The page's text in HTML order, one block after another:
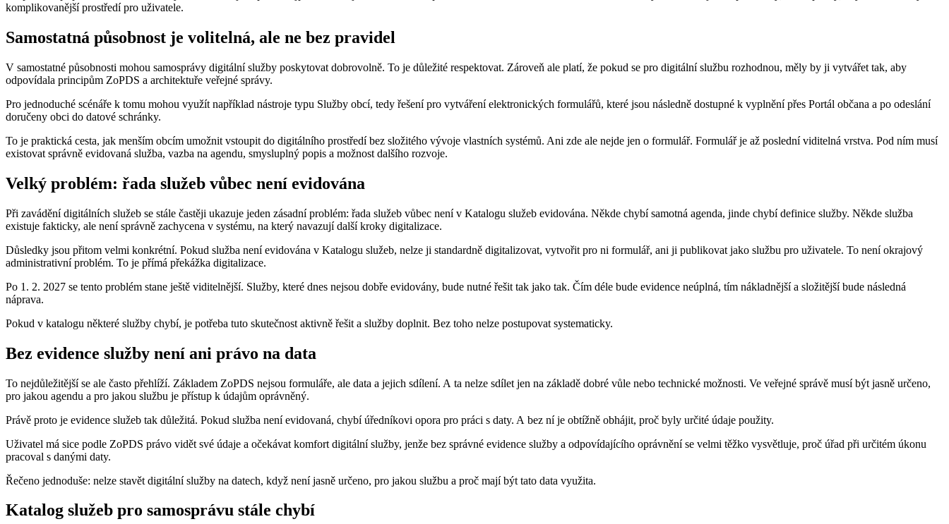
komplikovanější prostředí pro uživatele.
Samostatná působnost je volitelná, ale ne bez pravidel
V samostatné působnosti mohou samosprávy digitální služby poskytovat dobrovolně. To je důležité respektovat. Zároveň ale platí, že pokud se pro digitální službu rozhodnou, měly by ji vytvářet tak, aby
odpovídala principům ZoPDS a architektuře veřejné správy.
Pro jednoduché scénáře k tomu mohou využít například nástroje typu Služby obcí, tedy řešení pro vytváření elektronických formulářů, které jsou následně dostupné k vyplnění přes Portál občana a po odeslání
doručeny obci do datové schránky.
To je praktická cesta, jak menším obcím umožnit vstoupit do digitálního prostředí bez složitého vývoje vlastních systémů. Ani zde ale nejde jen o formulář. Formulář je až poslední viditelná vrstva. Pod ním musí
existovat správně evidovaná služba, vazba na agendu, smysluplný popis a možnost dalšího rozvoje.
Velký problém: řada služeb vůbec není evidována
Při zavádění digitálních služeb se stále častěji ukazuje jeden zásadní problém: řada služeb vůbec není v Katalogu služeb evidována. Někde chybí samotná agenda, jinde chybí definice služby. Někde služba
existuje fakticky, ale není správně zachycena v systému, na který navazují další kroky digitalizace.
Důsledky jsou přitom velmi konkrétní. Pokud služba není evidována v Katalogu služeb, nelze ji standardně digitalizovat, vytvořit pro ni formulář, ani ji publikovat jako službu pro uživatele. To není okrajový
administrativní problém. To je přímá překážka digitalizace.
Po 1. 2. 2027 se tento problém stane ještě viditelnější. Služby, které dnes nejsou dobře evidovány, bude nutné řešit tak jako tak. Čím déle bude evidence neúplná, tím nákladnější a složitější bude následná
náprava.
Pokud v katalogu některé služby chybí, je potřeba tuto skutečnost aktivně řešit a služby doplnit. Bez toho nelze postupovat systematicky.
Bez evidence služby není ani právo na data
To nejdůležitější se ale často přehlíží. Základem ZoPDS nejsou formuláře, ale data a jejich sdílení. A ta nelze sdílet jen na základě dobré vůle nebo technické možnosti. Ve veřejné správě musí být jasně určeno,
pro jakou agendu a pro jakou službu je přístup k údajům oprávněný.
Právě proto je evidence služeb tak důležitá. Pokud služba není evidovaná, chybí úředníkovi opora pro práci s daty. A bez ní je obtížně obhájit, proč byly určité údaje použity.
Uživatel má sice podle ZoPDS právo vidět své údaje a očekávat komfort digitální služby, jenže bez správné evidence služby a odpovídajícího oprávnění se velmi těžko vysvětluje, proč úřad při určitém úkonu
pracoval s danými daty.
Řečeno jednoduše: nelze stavět digitální služby na datech, když není jasně určeno, pro jakou službu a proč mají být tato data využita.
Katalog služeb pro samosprávu stále chybí